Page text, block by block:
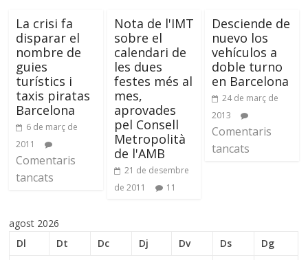
La crisi fa
disparar el
nombre de
guies
turístics i
taxis piratas
Barcelona
6 de març de
2011
Comentaris
tancats
Nota de l'IMT
sobre el
calendari de
les dues
festes més al
mes,
aprovades
pel Consell
Metropolità
de l'AMB
21 de desembre
de 2011
11
Desciende de
nuevo los
vehículos a
doble turno
en Barcelona
24 de març de
2013
Comentaris
tancats
agost 2026
Dl
Dt Dc Dj Dv Ds
Dg